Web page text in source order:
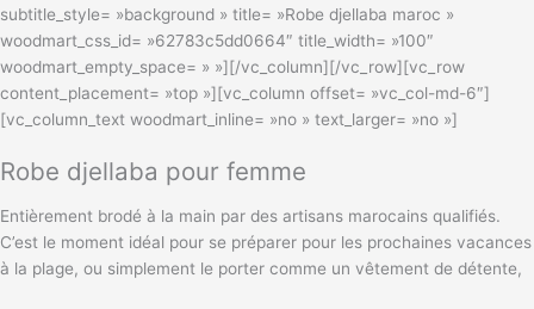
subtitle_style= »background » title= »Robe djellaba maroc »
woodmart_css_id= »62783c5dd0664″ title_width= »100″
woodmart_empty_space= » »][/vc_column][/vc_row][vc_row
content_placement= »top »][vc_column offset= »vc_col-md-6″]
[vc_column_text woodmart_inline= »no » text_larger= »no »]
Robe djellaba pour femme
Entièrement brodé à la main par des artisans marocains qualifiés.
C’est le moment idéal pour se préparer pour les prochaines vacances
à la plage, ou simplement le porter comme un vêtement de détente,